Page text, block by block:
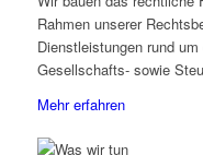
Rahmen unserer
Dienstleistungen rund
Gesellschafts- sowie
Mehr erfahren